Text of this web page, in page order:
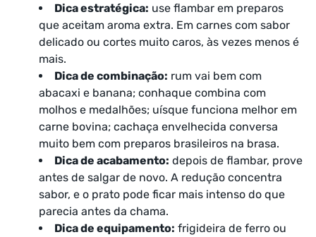
Dica estratégica: use flambar em preparos
que aceitam aroma extra. Em carnes com sabor
delicado ou cortes muito caros, às vezes menos é
mais.
Dica de combinação: rum vai bem com
abacaxi e banana; conhaque combina com
molhos e medalhões; uísque funciona melhor em
carne bovina; cachaça envelhecida conversa
muito bem com preparos brasileiros na brasa.
Dica de acabamento: depois de flambar, prove
antes de salgar de novo. A redução concentra
sabor, e o prato pode ficar mais intenso do que
parecia antes da chama.
Dica de equipamento: frigideira de ferro ou